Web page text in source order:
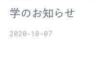
学のお知らせ
2020-10-07